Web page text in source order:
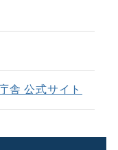
舎 公式サイト